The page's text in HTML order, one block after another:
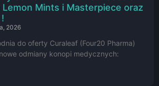
Lemon Mints i Masterpiece oraz
2026
do oferty Curaleaf (Four20 Pharma)
odmiany konopi medycznych: